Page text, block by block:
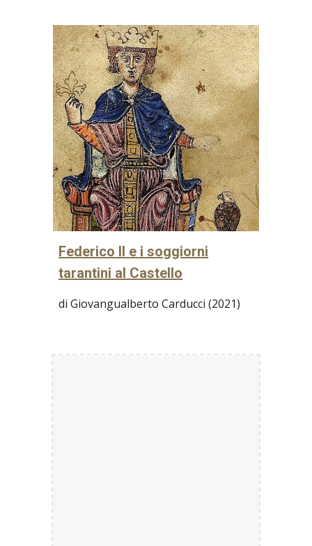
Federico II e i soggiorni
tarantini al Castello
di Giovangualberto Carducci (2021)